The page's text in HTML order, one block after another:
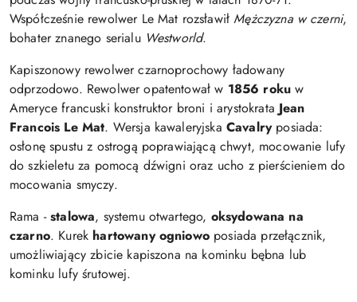
Współcześnie rewolwer Le Mat rozsławiłMężczyzna w czerni,
bohater znanego serialu Westworld.
Kapiszonowy rewolwer czarnoprochowy ładowany
odprzodowo. Rewolwer opatentował w 1856 roku w
Ameryce francuski konstruktor broni i arystokrata Jean
Francois Le Mat. Wersja kawaleryjska Cavalryposiada:
osłonę spustu z ostrogą poprawiającą chwyt, mocowanie lufy
do szkieletu za pomocą dźwigni oraz ucho z pierścieniem do
mocowania smyczy.
Rama -stalowa, systemu otwartego, oksydowana na
czarno. Kurek hartowany ogniowoposiada przełącznik,
umożliwiający zbicie kapiszona na kominku bębna lub
kominku lufy śrutowej.